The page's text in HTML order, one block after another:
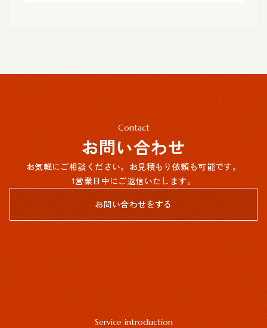
Contact
お問い合わせ
お気軽にご相談ください。お見積もり依頼も可能です。
1営業日中にご返信いたします。
お問い合わせをする
Service introduction